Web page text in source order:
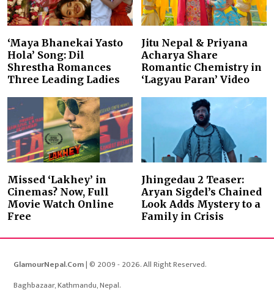
‘Maya Bhanekai Yasto
Hola’ Song: Dil
Shrestha Romances
Three Leading Ladies
Jitu Nepal & Priyana
Acharya Share
Romantic Chemistry in
‘Lagyau Paran’ Video
Missed ‘Lakhey’ in
Cinemas? Now, Full
Movie Watch Online
Free
Jhingedau 2 Teaser:
Aryan Sigdel’s Chained
Look Adds Mystery to a
Family in Crisis
GlamourNepal.Com| © 2009 - 2026. All Right Reserved.
Baghbazaar, Kathmandu, Nepal.